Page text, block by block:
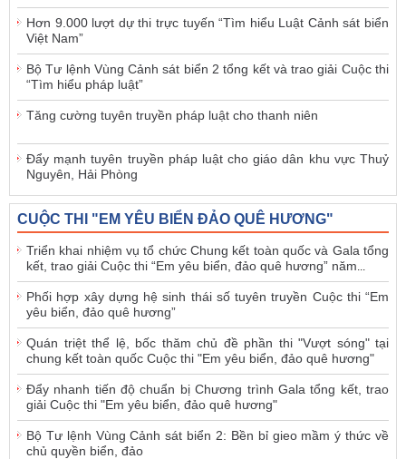
Hơn 9.000 lượt dự thi trực tuyến “Tìm hiểu Luật Cảnh sát biển
Việt Nam”
Bộ Tư lệnh Vùng Cảnh sát biển 2 tổng kết và trao giải Cuộc thi
“Tìm hiểu pháp luật”
Tăng cường tuyên truyền pháp luật cho thanh niên
Đẩy mạnh tuyên truyền pháp luật cho giáo dân khu vực Thuỷ
Nguyên, Hải Phòng
CUỘC THI "EM YÊU BIỂN ĐẢO QUÊ HƯƠNG"
Triển khai nhiệm vụ tổ chức Chung kết toàn quốc và Gala tổng
kết, trao giải Cuộc thi “Em yêu biển, đảo quê hương” năm...
Phối hợp xây dựng hệ sinh thái số tuyên truyền Cuộc thi “Em
yêu biển, đảo quê hương”
Quán triệt thể lệ, bốc thăm chủ đề phần thi "Vượt sóng" tại
chung kết toàn quốc Cuộc thi "Em yêu biển, đảo quê hương"
Đẩy nhanh tiến độ chuẩn bị Chương trình Gala tổng kết, trao
giải Cuộc thi "Em yêu biển, đảo quê hương"
Bộ Tư lệnh Vùng Cảnh sát biển 2: Bền bỉ gieo mầm ý thức về
chủ quyền biển, đảo